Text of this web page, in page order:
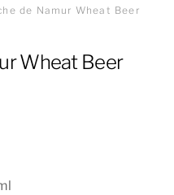
de Namur Wheat Beer
Wheat Beer